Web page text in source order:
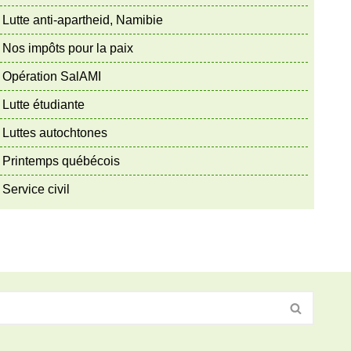
Lutte anti-apartheid, Namibie
Nos impôts pour la paix
Opération SalAMI
Lutte étudiante
Luttes autochtones
Printemps québécois
Service civil